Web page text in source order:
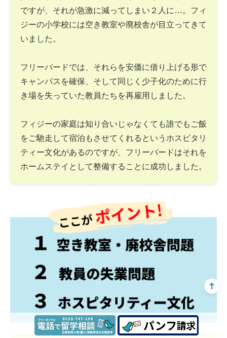
ですが、それが急激に減ってしまい２人に…。フィ
ジーの小学校には空き教室や廃校舎が目立ってきて
いました。
フリーバードでは、それらを安価に借り上げる形で
キャンパスを確保、そして同じく少子化のために行
き場を失っていた教員たちを再雇用しました。
フィジーの家庭は知り合いじゃなくても誰でもご飯
をご馳走して宿泊もさせてくれるというホスピタリ
ティー文化があるのですが、フリーバードはそれを
ホームステイとして整備することに成功しました。